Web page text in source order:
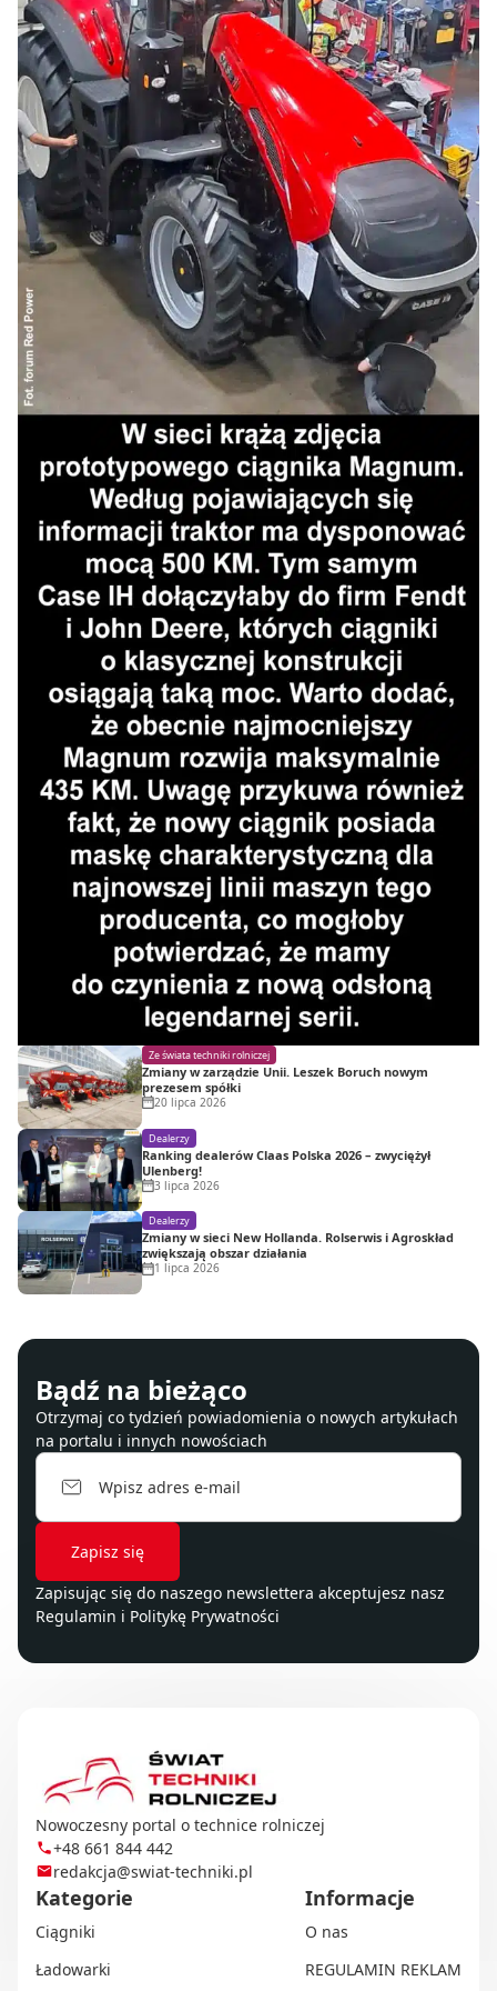
Ze świata techniki rolniczej
Zmiany w zarządzie Unii. Leszek Boruch nowym
prezesem spółki
20 lipca 2026
Dealerzy
Ranking dealerów Claas Polska 2026 – zwyciężył
Ulenberg!
3 lipca 2026
Dealerzy
Zmiany w sieci New Hollanda. Rolserwis i Agroskład
zwiększają obszar działania
1 lipca 2026
Bądź na bieżąco
Otrzymaj co tydzień powiadomienia o nowych artykułach
na portalu i innych nowościach
Zapisując się do naszego newslettera akceptujesz nasz
Regulamin i Politykę Prywatności
Nowoczesny portal o technice rolniczej
+48 661 844 442
redakcja@swiat-techniki.pl
Kategorie
Ciągniki
Ładowarki
Informacje
O nas
REGULAMIN REKLAM